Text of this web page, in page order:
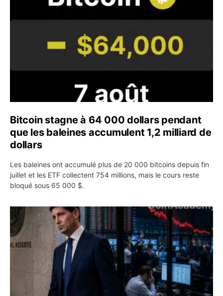
Bitcoin stagne à 64 000 dollars pendant
que les baleines accumulent 1,2 milliard de
dollars
Les baleines ont accumulé plus de 20 000 bitcoins depuis fin
juillet et les ETF collectent 754 millions, mais le cours reste
bloqué sous 65 000 $.
Kevin Warsh maintient sa communication minimaliste